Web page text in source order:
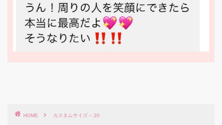
HOME カスタムサイズ – 20